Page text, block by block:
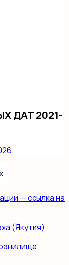
ДАТ 2021-